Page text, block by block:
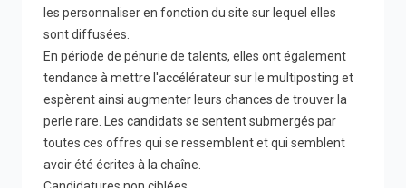
les personnaliser en fonction du site sur lequel elles
sont diffusées.
En période de pénurie de talents, elles ont également
tendance à mettre l'accélérateur sur le multiposting et
espèrent ainsi augmenter leurs chances de trouver la
perle rare. Les candidats se sentent submergés par
toutes ces offres qui se ressemblent et qui semblent
avoir été écrites à la chaîne.